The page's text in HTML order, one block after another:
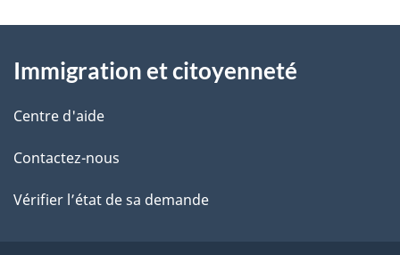
d
a
n
s
l
s
l
a
o
t
e
é
t
propos
de
ce
site
Immigration et citoyenneté
Centre d'aide
Contactez-nous
Vérifier l’état de sa demande